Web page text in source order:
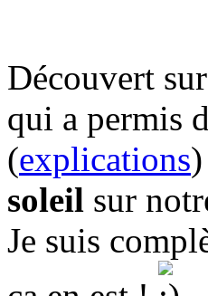
Découvert sur
qui a permis
(explications
soleil sur
Je suis